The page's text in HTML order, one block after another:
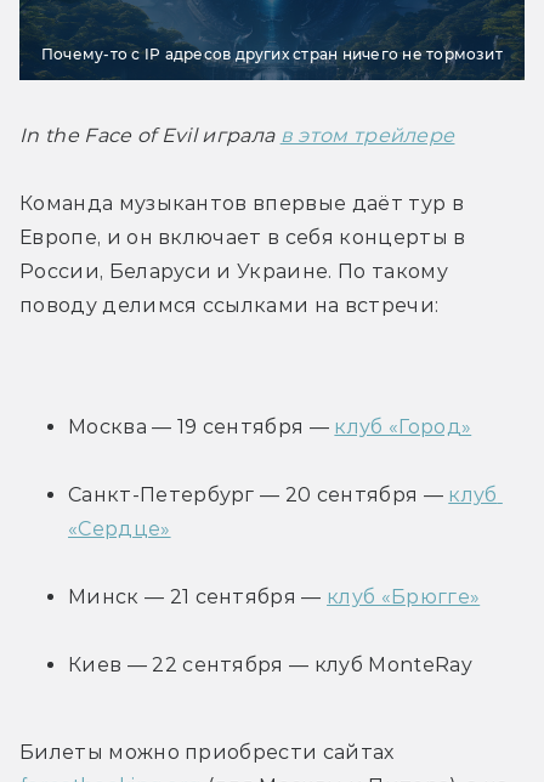
Почему-то с IP адресов других стран ничего не тормозит
In the Face of Evil играла в этом трейлере
Команда музыкантов впервые даёт тур в
Европе, и он включает в себя концерты в
России, Беларуси и Украине. По такому
поводу делимся ссылками на встречи:
Москва — 19 сентября — клуб «Город»
Санкт-Петербург — 20 сентября — клуб
«Сердце»
Минск — 21 сентября — клуб «Брюгге»
Киев — 22 сентября — клуб MonteRay